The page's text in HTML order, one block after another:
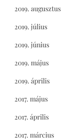
2019. augusztus
2019. július
2019. június
2019. május
2019. április
2017. május
2017. április
2017. március